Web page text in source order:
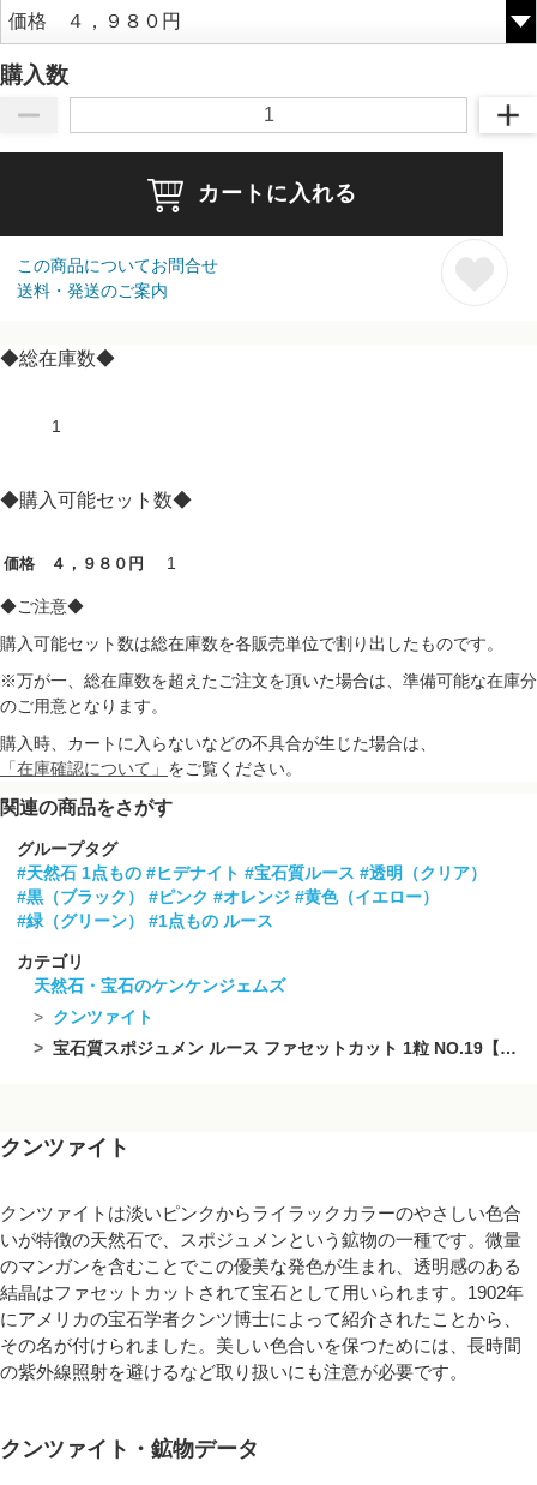
購入数
カートに入れる
この商品についてお問合せ
送料・発送のご案内
◆総在庫数◆
1
◆購入可能セット数◆
価格 ４，９８０円 1
◆ご注意◆
購入可能セット数は総在庫数を各販売単位で割り出したものです。
※万が一、総在庫数を超えたご注文を頂いた場合は、準備可能な在庫分
のご用意となります。
購入時、カートに入らないなどの不具合が生じた場合は、
「在庫確認について」 をご覧ください。
関連の商品をさがす
グループタグ
#天然石 1点もの #ヒデナイト #宝石質ルース #透明（クリア）
#黒（ブラック）
#ピンク #オレンジ #黄色（イエロー）
#緑（グリーン）
#1点もの ルース
カテゴリ
天然石・宝石のケンケンジェムズ
クンツァイト
宝石質スポジュメン ルース ファセットカット 1粒 NO.19【1点もの】
クンツァイト
クンツァイトは淡いピンクからライラックカラーのやさしい色合
いが特徴の天然石で、スポジュメンという鉱物の一種です。微量
のマンガンを含むことでこの優美な発色が生まれ、透明感のある
結晶はファセットカットされて宝石として用いられます。1902年
にアメリカの宝石学者クンツ博士によって紹介されたことから、
その名が付けられました。美しい色合いを保つためには、長時間
の紫外線照射を避けるなど取り扱いにも注意が必要です。
クンツァイト・鉱物データ